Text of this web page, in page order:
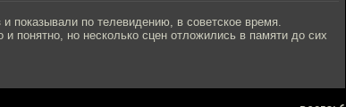
показывали по телевидению, в советское время.
понятно, но несколько сцен отложились в памяти до сих